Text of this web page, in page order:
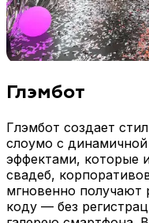
Глэмбот
Глэмбот создает
слоумо с
эффектами, которые
свадеб,
мгновенно получают
коду — без